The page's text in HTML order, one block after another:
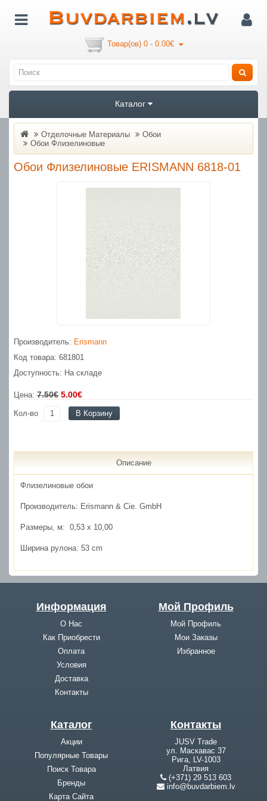
Товар(ов) 0 - 0.00€
Каталог
Отделочные Материалы
Обои
Oбои Флизелиновые
Обои Флизелиновые ERISMANN 6818-01
Производитель: Erismann
Код товара: 681801
Доступность: На складе
Цена: 7.50€ 5.00€
Кол-во В Корзину
Описание
Флизелиновые обои
Производитель: Erismann & Cie. GmbH
Размеры, м: 0,53 x 10,00
Ширина рулона: 53 cm
Информация
О Нас
Как Приобрести
Оплата
Условия
Доставка
Контакты
Мой Профиль
Мой Профиль
Мои Заказы
Избранное
Каталог
Акции
Популярные Товары
Поиск Товара
Бренды
Карта Cайта
Контакты
JUSV Trade
ул. Маскавас 37
Рига, LV-1003
Латвия
(+371) 29 513 603
info@buvdarbiem.lv